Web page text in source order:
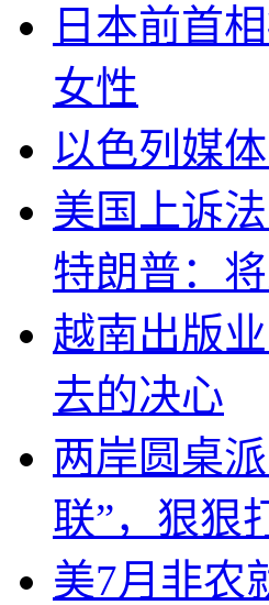
日本前首
女性
以色列媒
美国上诉
特朗普：
越南出版
去的决心
两岸圆桌
联”，狠狠
美7月非农